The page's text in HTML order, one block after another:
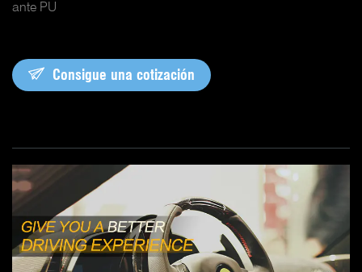
ante PU
Consigue una cotización